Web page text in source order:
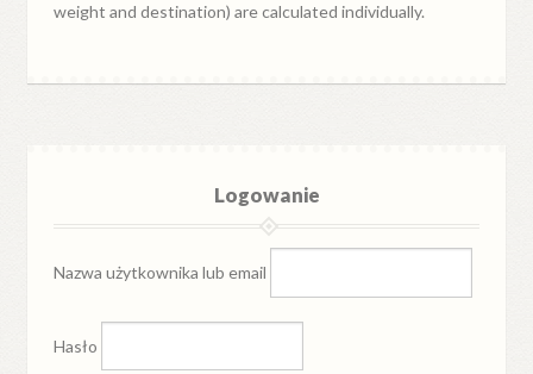
weight and destination) are calculated individually.
Logowanie
Nazwa użytkownika lub email
Hasło